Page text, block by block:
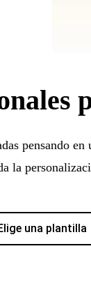
pensando
la
una plantilla